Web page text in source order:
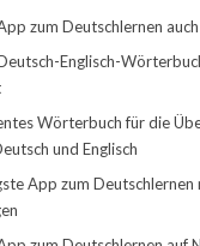
zum Deutschlernen
Englisch-
Wörterbuch für die
und Englisch
App zum Deutschlernen